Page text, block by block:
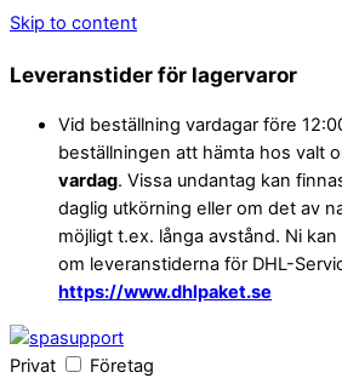
Skip to content
Leveranstider för lagervaror
Vid beställning vardagar före
beställningen att hämta hos valt
vardag. Vissa undantag kan
daglig utkörning eller om det av
möjligt t.ex. långa avstånd. Ni
om leveranstiderna för DHL-
https://www.dhlpaket.se
Privat Företag